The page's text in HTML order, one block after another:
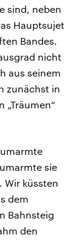
sind, neben
Hauptsujet
Bandes.
nicht
aus seinem
zunächst in
„Träumen“
sie
Wir küssten
dem
Bahnsteig
den